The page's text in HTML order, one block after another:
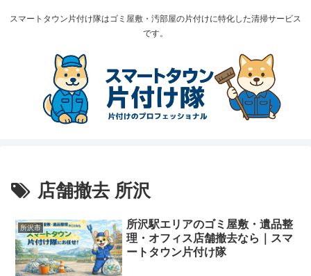
スマートタウン片付け隊はゴミ屋敷・汚部屋の片付けに特化した清掃サービス
です。
店舗撤去 所沢
所沢市
所沢駅エリアのゴミ屋敷・遺品整
理・オフィス店舗撤去なら｜スマ
ートタウン片付け隊